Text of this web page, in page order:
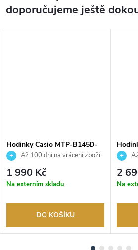
doporučujeme ještě
Hodinky Casio MTP-B145D-
2A2VEFAž 100 dní na vrácení zboží.
Autorizovaný prodejce.
1 990 Kč
Na externím skladu
DO KOŠÍKU
2
Na